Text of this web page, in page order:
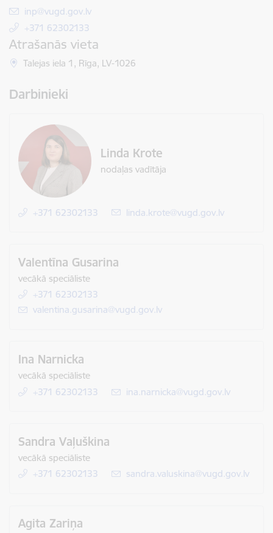
E-pasts:
inp@vugd.gov.lv
+371 62302133
Atrašanās vieta
Talejas iela 1, Rīga, LV-1026
Darbinieki
Linda Krote
nodaļas vadītāja
+371 62302133 E-pasts:
linda.krote@vugd.gov.lv
Valentīna Gusarina
vecākā speciāliste
+371 62302133
E-pasts:
valentina.gusarina@vugd.gov.lv
Ina Narnicka
vecākā speciāliste
+371 62302133
E-pasts:
ina.narnicka@vugd.gov.lv
Sandra Vaļuškina
vecākā speciāliste
+371 62302133
E-pasts:
sandra.valuskina@vugd.gov.lv
Agita Zariņa